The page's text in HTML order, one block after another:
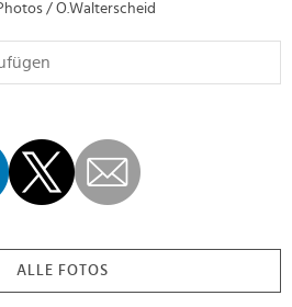
/ O.Walterscheid
ALLE FOTOS